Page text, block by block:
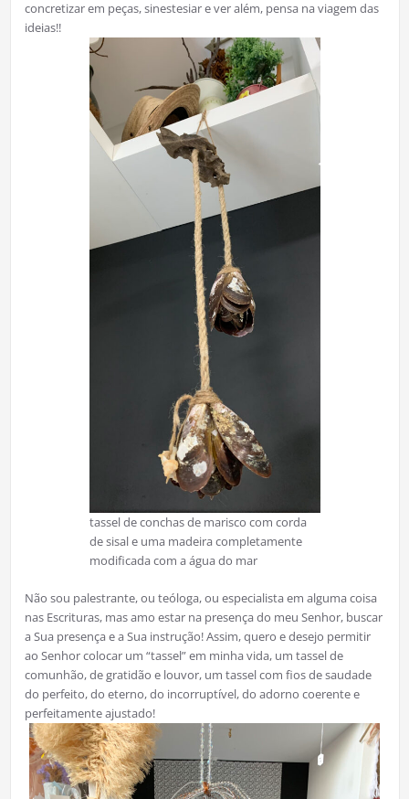
concretizar em peças, sinestesiar e ver além, pensa na viagem das
ideias!!
tassel de conchas de marisco com corda
de sisal e uma madeira completamente
modificada com a água do mar
Não sou palestrante, ou teóloga, ou especialista em alguma coisa
nas Escrituras, mas amo estar na presença do meu Senhor, buscar
a Sua presença e a Sua instrução! Assim, quero e desejo permitir
ao Senhor colocar um “tassel” em minha vida, um tassel de
comunhão, de gratidão e louvor, um tassel com fios de saudade
do perfeito, do eterno, do incorruptível, do adorno coerente e
perfeitamente ajustado!